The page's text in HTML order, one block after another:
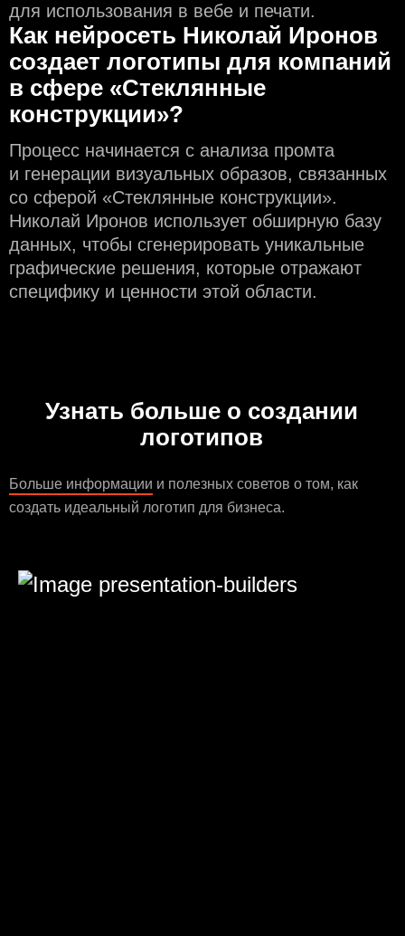
для использования в вебе и печати.
Как нейросеть Николай Иронов
создаeт логотипы для компаний
в сфере «Стеклянные
конструкции»?
Процесс начинается с анализа промта
и генерации визуальных образов, связанных
со сферой «Стеклянные конструкции».
Николай Иронов использует обширную базу
данных, чтобы сгенерировать уникальные
графические решения, которые отражают
специфику и ценности этой области.
Узнать больше о создании
логотипов
Больше информации и полезных советов о том, как
создать идеальный логотип для бизнеса.